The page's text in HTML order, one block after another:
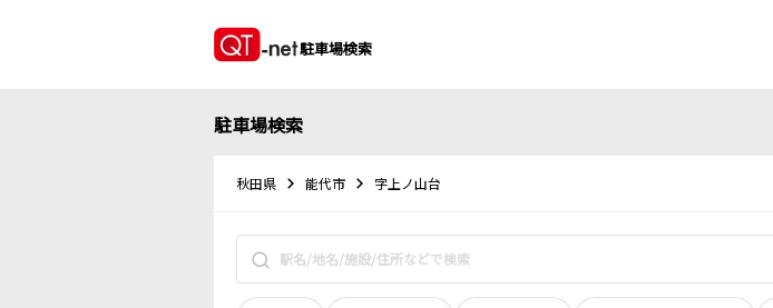
駐車場検索
駐車場検索
秋田県 能代市 字上ノ山台